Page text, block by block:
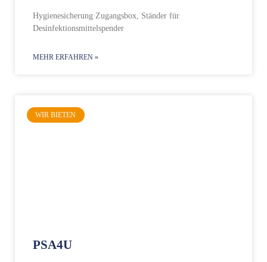
Hygienesicherung Zugangsbox, Ständer für
Desinfektionsmittelspender
MEHR ERFAHREN »
WIR BIETEN
PSA4U